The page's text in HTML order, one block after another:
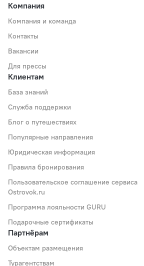
Компания
Компания и команда
Контакты
Вакансии
Для прессы
Клиентам
База знаний
Служба поддержки
Блог о путешествиях
Популярные направления
Юридическая информация
Правила бронирования
Пользовательское соглашение сервиса
Ostrovok.ru
Программа лояльности GURU
Подарочные сертификаты
Партнёрам
Объектам размещения
Турагентствам